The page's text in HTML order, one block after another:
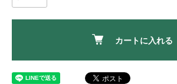
カートに入れる